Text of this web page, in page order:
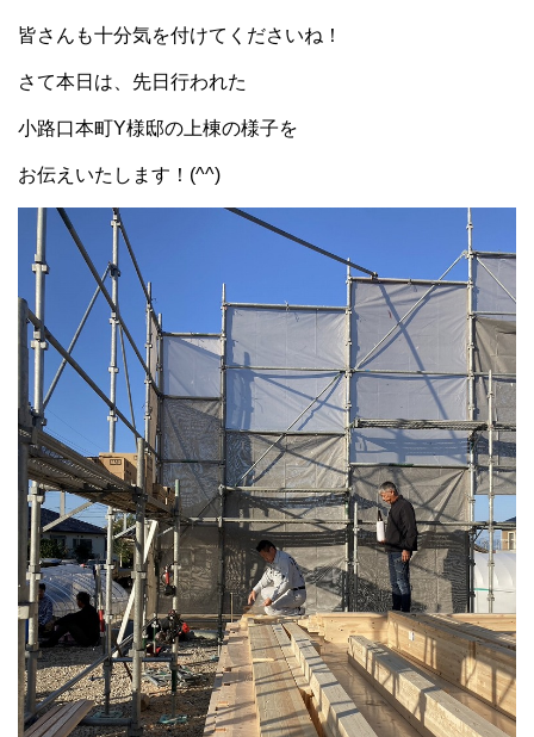
皆さんも十分気を付けてくださいね！
さて本日は、先日行われた
小路口本町Y様邸の上棟の様子を
お伝えいたします！(^^)